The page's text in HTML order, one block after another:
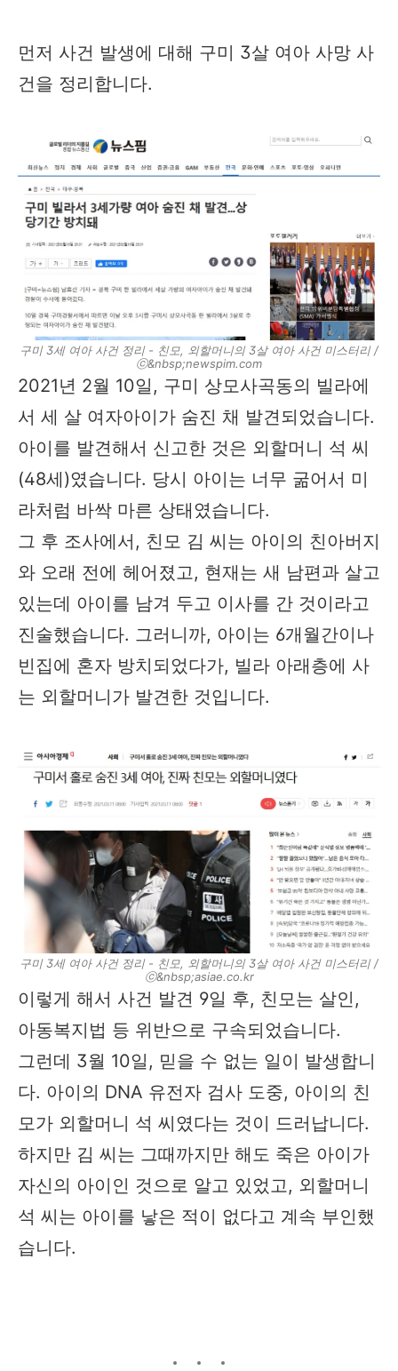
먼저 사건 발생에 대해 구미 3살 여아 사망 사
건을 정리합니다.
구미 3세 여아 사건 정리 - 친모, 외할머니의 3살 여아 사건 미스터리 /
ⓒ&nbsp;newspim.com
2021년 2월 10일, 구미 상모사곡동의 빌라에
서 세 살 여자아이가 숨진 채 발견되었습니다.
아이를 발견해서 신고한 것은 외할머니 석 씨
(48세)였습니다. 당시 아이는 너무 굶어서 미
라처럼 바싹 마른 상태였습니다.
그 후 조사에서, 친모 김 씨는 아이의 친아버지
와 오래 전에 헤어졌고, 현재는 새 남편과 살고
있는데 아이를 남겨 두고 이사를 간 것이라고
진술했습니다. 그러니까, 아이는 6개월간이나
빈집에 혼자 방치되었다가, 빌라 아래층에 사
는 외할머니가 발견한 것입니다.
구미 3세 여아 사건 정리 - 친모, 외할머니의 3살 여아 사건 미스터리 /
ⓒ&nbsp;asiae.co.kr
이렇게 해서 사건 발견 9일 후, 친모는 살인,
아동복지법 등 위반으로 구속되었습니다.
그런데 3월 10일, 믿을 수 없는 일이 발생합니
다. 아이의 DNA 유전자 검사 도중, 아이의 친
모가 외할머니 석 씨였다는 것이 드러납니다.
하지만 김 씨는 그때까지만 해도 죽은 아이가
자신의 아이인 것으로 알고 있었고, 외할머니
석 씨는 아이를 낳은 적이 없다고 계속 부인했
습니다.